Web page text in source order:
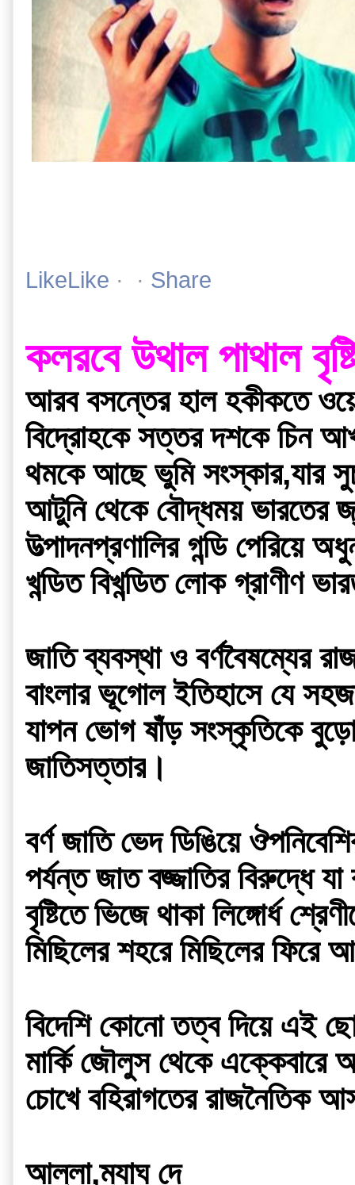
LikeLike ·  · Share
কলরবে উথাল পাথাল
আরব বসন্তের হাল হকীকতে
বিদ্রোহকে সত্তর দশকে চিন
থমকে আছে ভুমি সংস্কার,যার
আটুনি থেকে বৌদ্ধময় ভারতের
উত্পাদনপ্রণালির গন্ডি পেরিয়ে
খন্ডিত বিখন্ডিত লোক গ্রাণীণ
জাতি ব্যবস্থা ও বর্ণবৈষম্যের
বাংলার ভূগোল ইতিহাসে যে
যাপন ভোগ ষাঁড় সংস্কৃতিকে বুড়ো
জাতিসত্তার ।
বর্ণ জাতি ভেদ ডিঙিয়ে
পর্যন্ত জাত বজ্জাতির বিরুদ্ধে
বৃষ্টিতে ভিজে থাকা লিঙ্গোর্ধ
মিছিলের শহরে মিছিলের
বিদেশি কোনো তত্ব দিয়ে এই
মার্কি জৌলুস থেকে এক্কেবারে
চোখে বহিরাগতের রাজনৈতিক
আল্লা,ম্যাঘ দে